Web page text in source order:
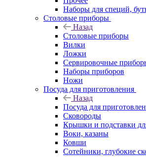
Наборы для специй,
Столовые приборы
Назад
Столовые приборы
Вилки
Ложки
Сервировочные
Наборы приборов
Ножи
Посуда для приготовления
Назад
Посуда для
Сковороды
Крышки и подставки
Воки, казаны
Ковши
Сотейники, глубокие